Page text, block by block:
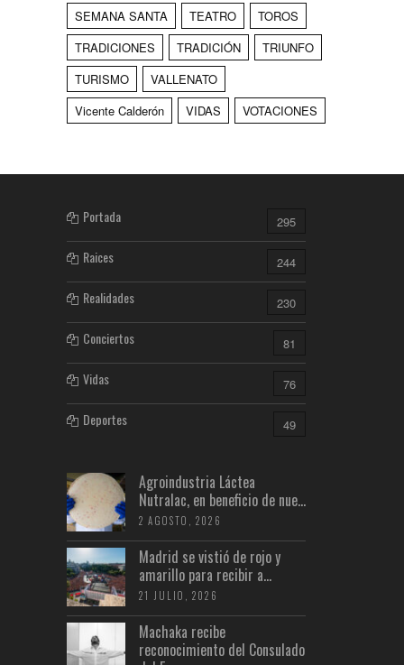
SEMANA SANTA
TEATRO
TOROS
TRADICIONES
TRADICIÓN
TRIUNFO
TURISMO
VALLENATO
Vicente Calderón
VIDAS VOTACIONES
Portada 295
Raices 244
Realidades 230
Conciertos 81
Vidas 76
Deportes 49
Agroindustria Láctea
Nutralac, en beneficio de nue...
2 AGOSTO, 2026
Madrid se vistió de rojo y
amarillo para recibir a...
21 JULIO, 2026
Machaka recibe
reconocimiento del Consulado